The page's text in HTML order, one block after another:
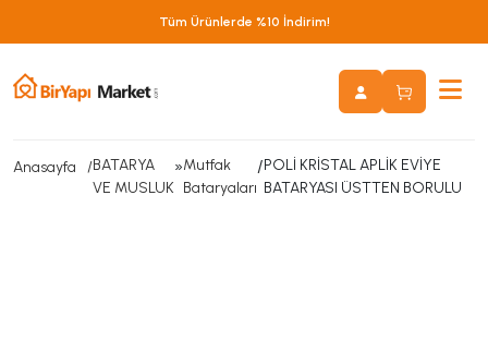
Tüm Ürünlerde %10 İndirim!
Anasayfa
BATARYA
VE MUSLUK
»Mutfak
Bataryaları
/POLİ KRİSTAL APLİK EVİYE
BATARYASI ÜSTTEN BORULU